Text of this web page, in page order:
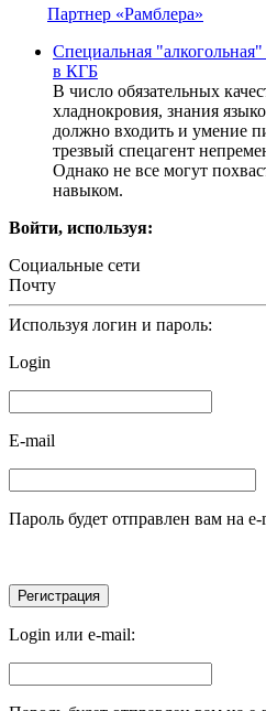
Партнер «Рамблера»
Специальная
в КГБ
В число обязательных
хладнокровия, знания
должно входить и умение
трезвый спецагент
Однако не все могут
навыком.
Войти, используя:
Социальные сети
Почту
Используя логин и пароль:
Login
E-mail
Пароль будет отправлен вам на e-
Login или e-mail: